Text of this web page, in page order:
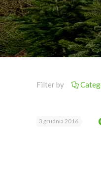
Filter by
3 grudnia 2016